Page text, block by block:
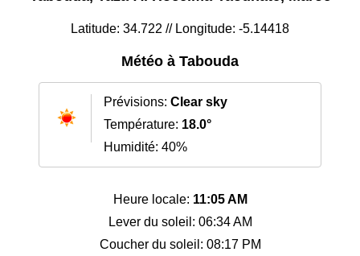
Latitude: 34.722 // Longitude: -5.14418
Météo à Tabouda
Prévisions: Clear sky
Température: 18.0°
Humidité: 40%
Heure locale: 11:05 AM
Lever du soleil: 06:34 AM
Coucher du soleil: 08:17 PM